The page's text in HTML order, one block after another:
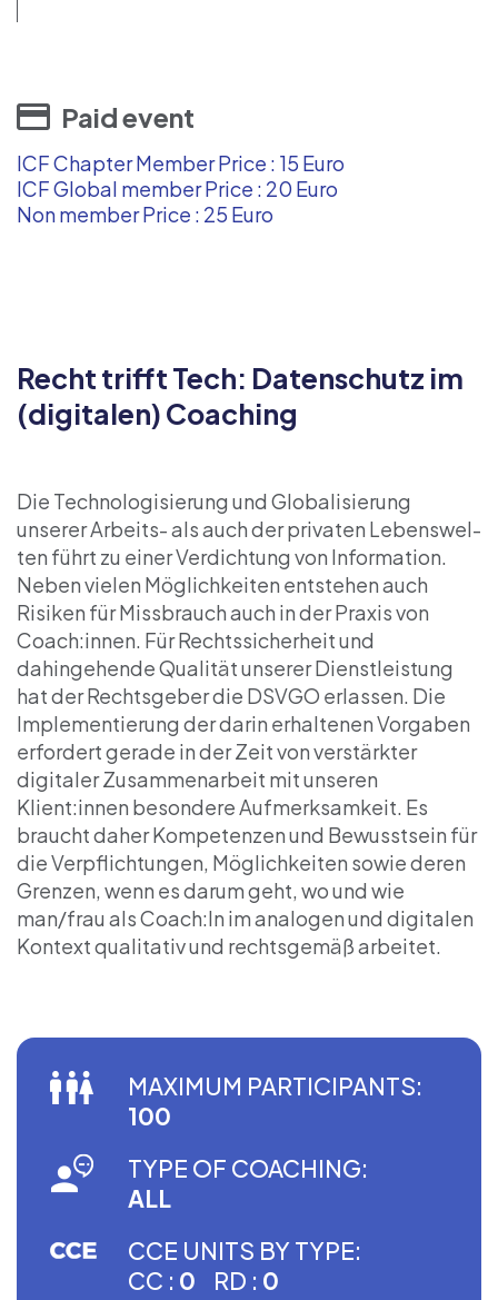
Paid event
ICF Chapter Member Price : 15 Euro
ICF Global member Price : 20 Euro
Non member Price : 25 Euro
Recht trifft Tech: Datenschutz im
(digitalen) Coaching
Die Technologisierung und Globalisierung
unserer Arbeits- als auch der privaten Lebenswel-
ten führt zu einer Verdichtung von Information.
Neben vielen Möglichkeiten entstehen auch
Risiken für Missbrauch auch in der Praxis von
Coach:innen. Für Rechtssicherheit und
dahingehende Qualität unserer Dienstleistung
hat der Rechtsgeber die DSVGO erlassen. Die
Implementierung der darin erhaltenen Vorgaben
erfordert gerade in der Zeit von verstärkter
digitaler Zusammenarbeit mit unseren
Klient:innen besondere Aufmerksamkeit. Es
braucht daher Kompetenzen und Bewusstsein für
die Verpflichtungen, Möglichkeiten sowie deren
Grenzen, wenn es darum geht, wo und wie
man/frau als Coach:In im analogen und digitalen
Kontext qualitativ und rechtsgemäß arbeitet.
MAXIMUM PARTICIPANTS:
100
TYPE OF COACHING:
ALL
CCE UNITS BY TYPE:
CC : 0 RD : 0